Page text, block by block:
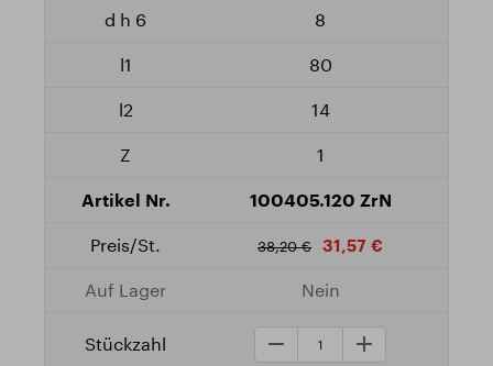
8
80
14
1
100405.120 ZrN
38,20 € 31,57 €
Nein